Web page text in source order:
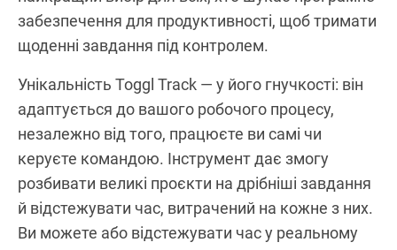
забезпечення для продуктивності, щоб тримати
щоденні завдання під контролем.
Унікальність Toggl Track — у його гнучкості: він
адаптується до вашого робочого процесу,
незалежно від того, працюєте ви самі чи
керуєте командою. Інструмент дає змогу
розбивати великі проєкти на дрібніші завдання
й відстежувати час, витрачений на кожне з них.
Ви можете або відстежувати час у реальному